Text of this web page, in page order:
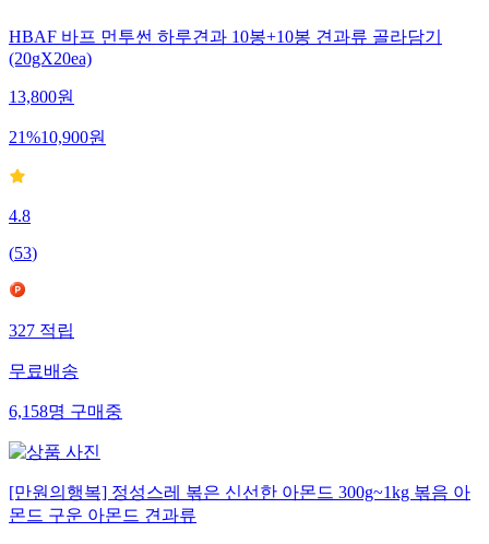
HBAF 바프 먼투썬 하루견과 10봉+10봉 견과류 골라담기
(20gX20ea)
13,800원
21%10,900원
4.8
(53)
327적립
무료배송
6,158명구매중
[만원의행복] 정성스레 볶은 신선한 아몬드 300g~1kg 볶음 아
몬드 구운 아몬드 견과류